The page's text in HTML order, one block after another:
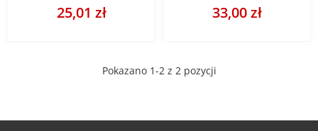
25,01 zł 33,00 zł
Pokazano 1-2 z 2 pozycji